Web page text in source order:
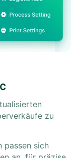
zu
passen sich